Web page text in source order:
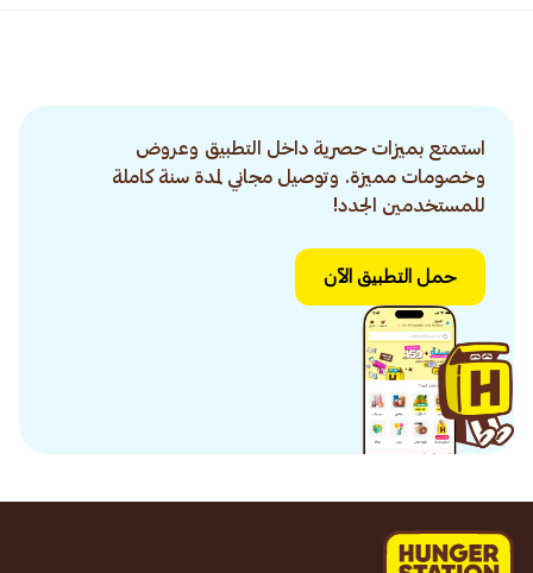
استمتع بميزات حصرية داخل التطبيق وعروض
وخصومات مميزة. وتوصيل مجاني لمدة سنة كاملة
للمستخدمين الجدد!
حمل التطبيق الآن